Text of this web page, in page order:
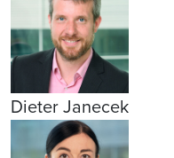
Dieter Janecek